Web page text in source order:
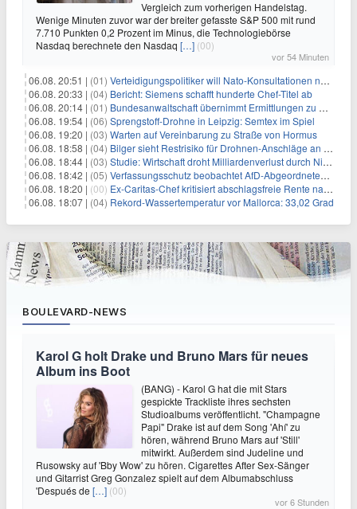
Vergleich zum vorherigen Handelstag.
Wenige Minuten zuvor war der breiter gefasste S&P 500 mit rund
7.710 Punkten 0,2 Prozent im Minus, die Technologiebörse
Nasdaq berechnete den Nasdaq […] (00)
vor 54 Minuten
06.08. 20:51 | (01) Verteidigungspolitiker will Nato-Konsultationen nach Drohnenfund
06.08. 20:33 | (04) Bericht: Siemens schafft hunderte Chef-Titel ab
06.08. 20:14 | (01) Bundesanwaltschaft übernimmt Ermittlungen zu Drohnenvorfall
06.08. 19:54 | (06) Sprengstoff-Drohne in Leipzig: Semtex im Spiel
06.08. 19:20 | (03) Warten auf Vereinbarung zu Straße von Hormus
06.08. 18:58 | (04) Bilger sieht Restrisiko für Drohnen-Anschläge an Flughäfen
06.08. 18:44 | (03) Studie: Wirtschaft droht Milliardenverlust durch Niedrigwasser
06.08. 18:42 | (05) Verfassungsschutz beobachtet AfD-Abgeordneten Nolte
06.08. 18:20 | (00) Ex-Caritas-Chef kritisiert abschlagsfreie Rente nach 45 Jahren
06.08. 18:07 | (04) Rekord-Wassertemperatur vor Mallorca: 33,02 Grad
BOULEVARD-NEWS
Karol G holt Drake und Bruno Mars für neues
Album ins Boot
(BANG) - Karol G hat die mit Stars
gespickte Trackliste ihres sechsten
Studioalbums veröffentlicht. "Champagne
Papi" Drake ist auf dem Song 'Ahí' zu
hören, während Bruno Mars auf 'Still'
mitwirkt. Außerdem sind Judeline und
Rusowsky auf 'Bby Wow' zu hören. Cigarettes After Sex-Sänger
und Gitarrist Greg Gonzalez spielt auf dem Albumabschluss
'Después de […] (00)
vor 6 Stunden